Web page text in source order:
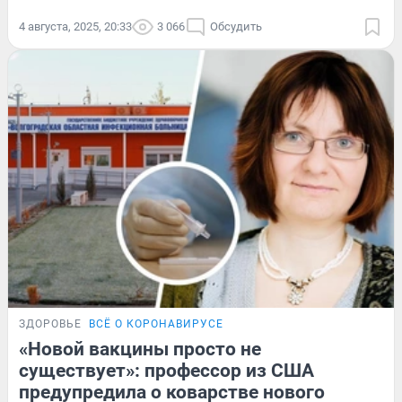
4 августа, 2025, 20:33 3 066 Обсудить
ЗДОРОВЬЕ ВСЁ О КОРОНАВИРУСЕ
«Новой вакцины просто не
существует»: профессор из США
предупредила о коварстве нового